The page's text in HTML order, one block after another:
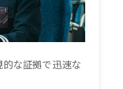
な証拠で迅速な